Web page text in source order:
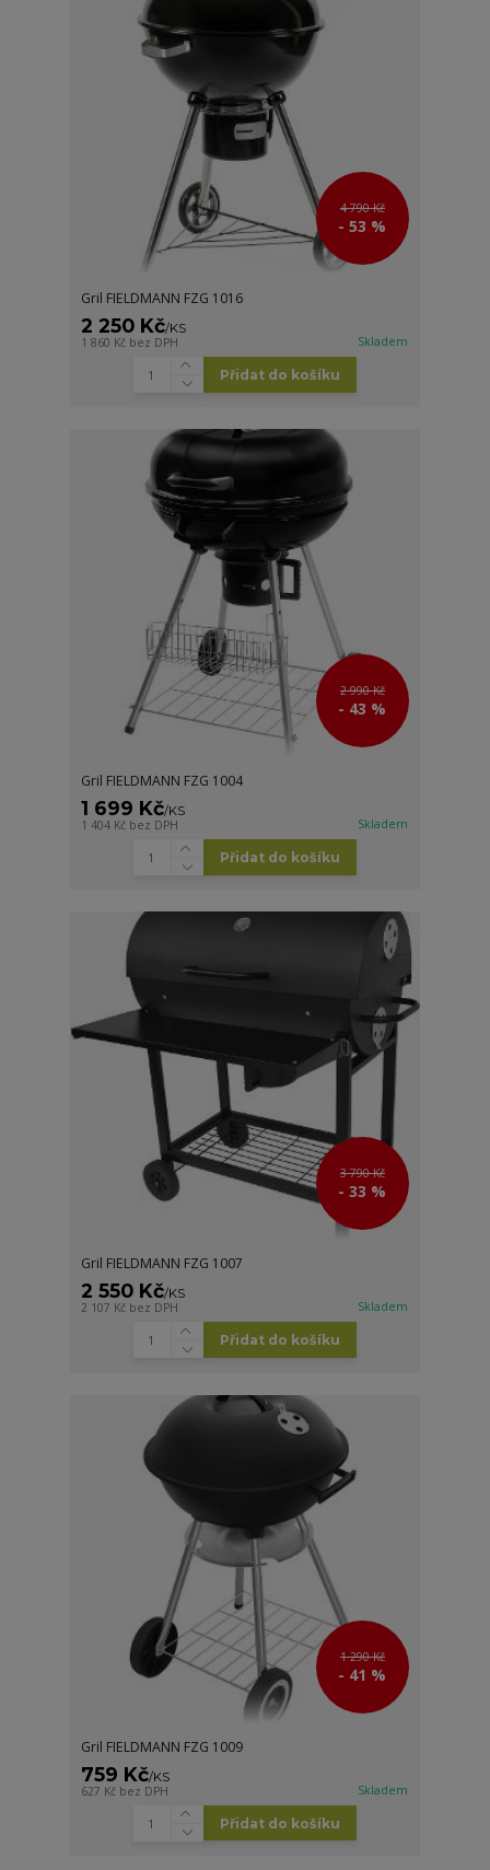
4 790 Kč
- 53 %
Gril FIELDMANN FZG 1016
2 250 Kč/KS
1 860 Kč bez DPH Skladem
Přidat do košíku
2 990 Kč
- 43 %
Gril FIELDMANN FZG 1004
1 699 Kč/KS
1 404 Kč bez DPH Skladem
Přidat do košíku
3 790 Kč
- 33 %
Gril FIELDMANN FZG 1007
2 550 Kč/KS
2 107 Kč bez DPH Skladem
Přidat do košíku
1 290 Kč
- 41 %
Gril FIELDMANN FZG 1009
759 Kč/KS
627 Kč bez DPH Skladem
Přidat do košíku